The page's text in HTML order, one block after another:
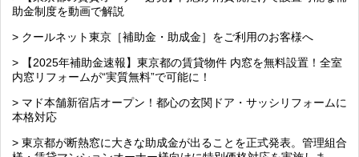
助金制度を動画で解説
> クールネット東京［補助金・助成金］をご利用のお客様へ
> 【2025年補助金速報】東京都の賃貸物件 内窓を無料設置！全室
内窓リフォームが“実質無料”で可能に！
> マド本舗新宿店オープン！都心の玄関ドア・サッシリフォームに
本格対応
> 東京都が断熱窓に大きな助成金が出ることを正式発表。管理組合